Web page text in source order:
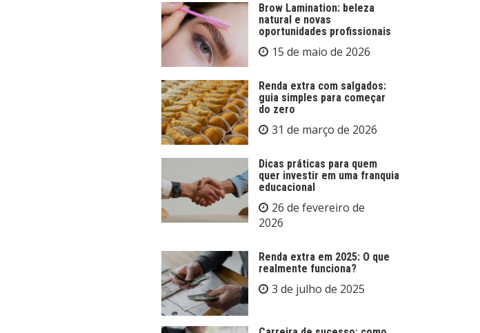
Brow Lamination: beleza
natural e novas
oportunidades profissionais
15 de maio de 2026
Renda extra com salgados:
guia simples para começar
do zero
31 de março de 2026
Dicas práticas para quem
quer investir em uma franquia
educacional
26 de fevereiro de
2026
Renda extra em 2025: O que
realmente funciona?
3 de julho de 2025